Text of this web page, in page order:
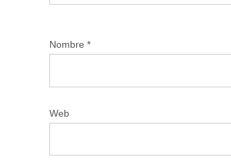
Nombre *
Web